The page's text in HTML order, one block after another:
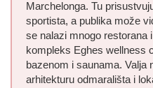
Marchelonga. Tu
sportista, a publika može
se nalazi mnogo restorana
kompleks Eghes wellness
bazenom i saunama. Valja
arhitekturu odmarališta i